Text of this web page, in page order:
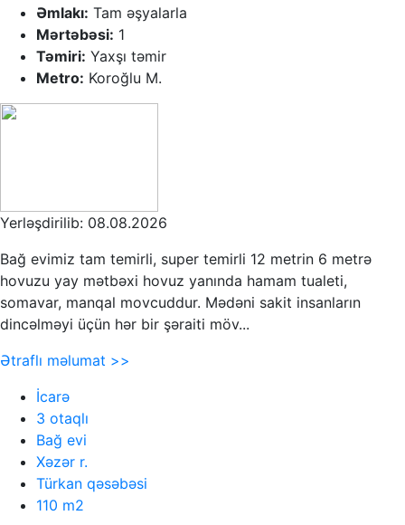
Əmlakı: Tam əşyalarla
Mərtəbəsi: 1
Təmiri: Yaxşı təmir
Metro: Koroğlu M.
Yerləşdirilib: 08.08.2026
Bağ evimiz tam temirli, super temirli 12 metrin 6 metrə
hovuzu yay mətbəxi hovuz yanında hamam tualeti,
somavar, manqal movcuddur. Mədəni sakit insanların
dincəlməyi üçün hər bir şəraiti möv...
Ətraflı məlumat >>
İcarə
3 otaqlı
Bağ evi
Xəzər r.
Türkan qəsəbəsi
110 m2